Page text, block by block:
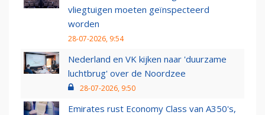
vliegtuigen moeten geïnspecteerd
worden
28-07-2026, 9:54
Nederland en VK kijken naar 'duurzame
luchtbrug' over de Noordzee
28-07-2026, 9:50
Emirates rust Economy Class van A350's,